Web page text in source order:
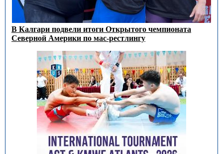
В Калгари подвели итоги Открытого чемпионата
Северной Америки по мас-рестлингу